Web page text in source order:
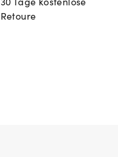
30 Tage kostenlose
Retoure